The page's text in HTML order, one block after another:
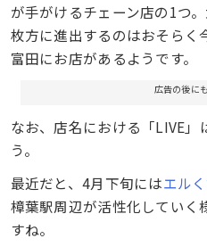
が手がけるチェーン店の1つ
枚方に進出するのはおそらく
富田にお店があるようです。
広告の後に
なお、店名における「LIVE
う。
最近だと、4月下旬にはエル
樟葉駅周辺が活性化していく
すね。